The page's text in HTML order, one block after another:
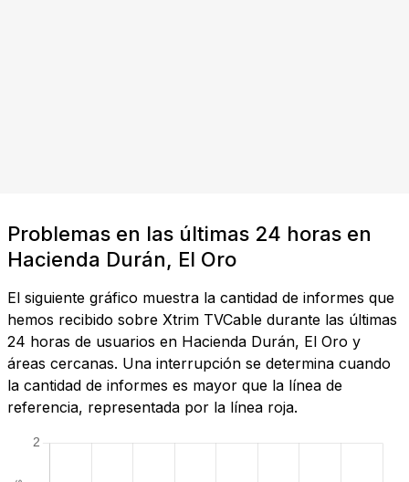
Problemas en las últimas 24 horas en
Hacienda Durán, El Oro
El siguiente gráfico muestra la cantidad de informes que
hemos recibido sobre Xtrim TVCable durante las últimas
24 horas de usuarios en Hacienda Durán, El Oro y
áreas cercanas. Una interrupción se determina cuando
la cantidad de informes es mayor que la línea de
referencia, representada por la línea roja.